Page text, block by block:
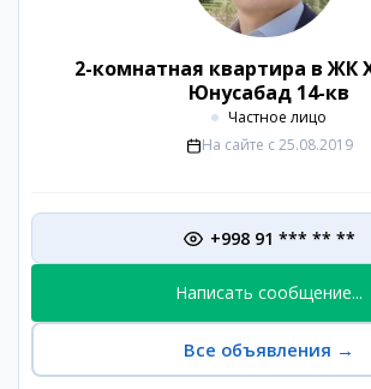
2-комнатная квартира в ЖК
Юнусабад 14-кв
Частное лицо
На сайте с 25.08.2019
+998 91 *** ** **
Написать сообщение...
Все объявления →